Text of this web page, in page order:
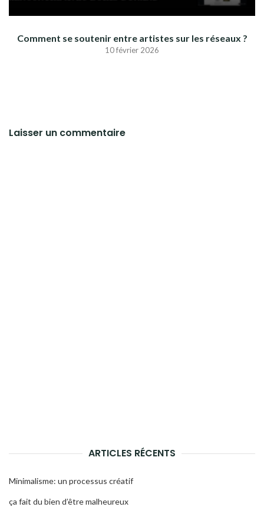
Comment se soutenir entre artistes sur les réseaux ?
10 février 2026
Laisser un commentaire
ARTICLES RÉCENTS
Minimalisme: un processus créatif
ça fait du bien d’être malheureux